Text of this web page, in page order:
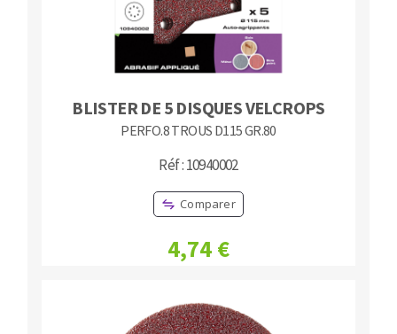
BLISTER DE 5 DISQUES VELCROPS
PERFO.8 TROUS D115 GR.80
Réf : 10940002
Comparer
4,74 €